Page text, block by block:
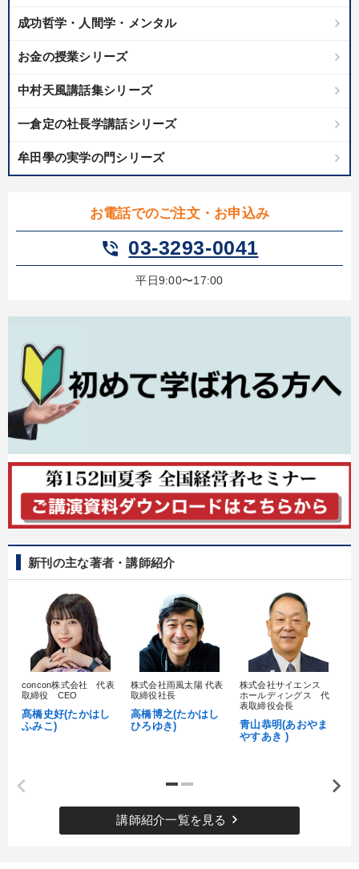
キーワード
創業者 採用 繁盛
デジタルマーケティング
※「更新」を押すと「テーマ」「キーワード」を更新いただけます。
全国経営者セミナー収録物以外の経営教材（全761タイトル）からお探
しいただけます
カテゴリー
【最新刊】時代を超える経営150の言葉＋社長のスピーチ・話材
集２タイトル
【5月】音声・映像 井上和弘の財務力UP 147回春季大会
数字・税務・決算書
改善・生産性向上 【1月】音声・映像
「儲けの本質」を突く 【4月】音声・映像 大竹愼一書籍
目的別
社長の姿勢を学びたい 発想力を磨きたい
財務・数字力の向上 パフォーマンス向上
キーワード
リーダーシップ ブランディング
※「更新」を押すと「カテゴリー」「目的別」「キーワード」を更新いただけます。
成功哲学・人間学・メンタル
お金の授業シリーズ
中村天風講話集シリーズ
一倉定の社長学講話シリーズ
牟田學の実学の門シリーズ
お電話でのご注文・お申込み
phone_in_talk 03-3293-0041
平日9:00〜17:00
新刊の主な著者・講師紹介
concon株式会社 代表
取締役 CEO
髙橋史好(たかはし
ふみこ)
株式会社雨風太陽 代表
取締役社長
高橋博之(たかはし
ひろゆき)
株式会社サイエンス
ホールディングス 代
表取締役会長
青山恭明(あおやま
やすあき )
講師紹介一覧を見る keyboard_arrow_right